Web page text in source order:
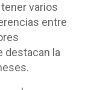
varios
entre
destacan la